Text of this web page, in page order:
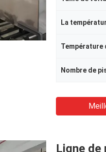
Ligne de